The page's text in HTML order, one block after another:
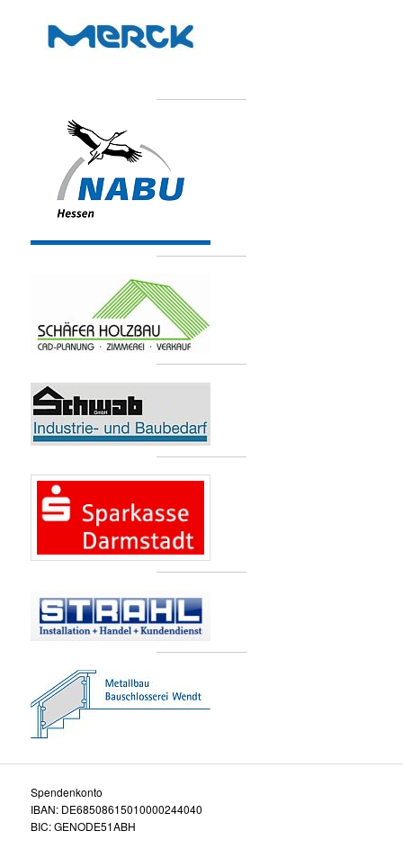
Spendenkonto
IBAN: DE68508615010000244040
BIC: GENODE51ABH